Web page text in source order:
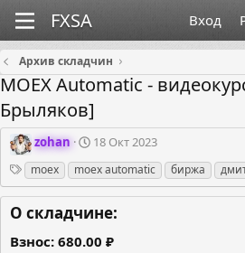
Вход
Архив складчин
MOEX Automatic -
Брыляков]
О
г
а
н
и
з
zohan
Д
т
а
с
о
з
18 Окт 2023
Теги
moex moex automatic биржа
О складчине:
Взнос 680.00 ₽